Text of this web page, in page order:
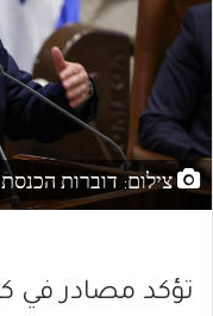
צילום: דוברות
تؤكد مصادر في